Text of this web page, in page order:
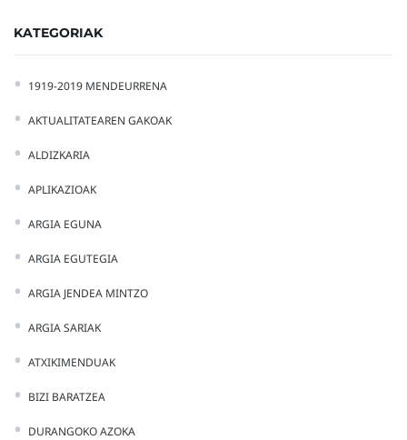
KATEGORIAK
1919-2019 MENDEURRENA
AKTUALITATEAREN GAKOAK
ALDIZKARIA
APLIKAZIOAK
ARGIA EGUNA
ARGIA EGUTEGIA
ARGIA JENDEA MINTZO
ARGIA SARIAK
ATXIKIMENDUAK
BIZI BARATZEA
DURANGOKO AZOKA